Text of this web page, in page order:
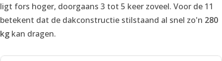
ligt fors hoger, doorgaans 3 tot 5 keer zoveel. Voor de 11
betekent dat de dakconstructie stilstaand al snel zo'n 280
kg kan dragen.